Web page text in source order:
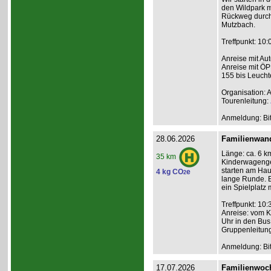
den Wildpark
Rückweg
Mutzbach.
Treffpunkt:
Anreise mit
Anreise mit
155 bis
Organisation:
Tourenleitung:
Anmeldung:
28.06.2026
35 km
4 kg CO2e
Länge: ca. 6
starten am
lange Runde.
ein Spielplatz
Treffpunkt:
Anreise: vom
Uhr in den
Anmeldung:
17.07.2026